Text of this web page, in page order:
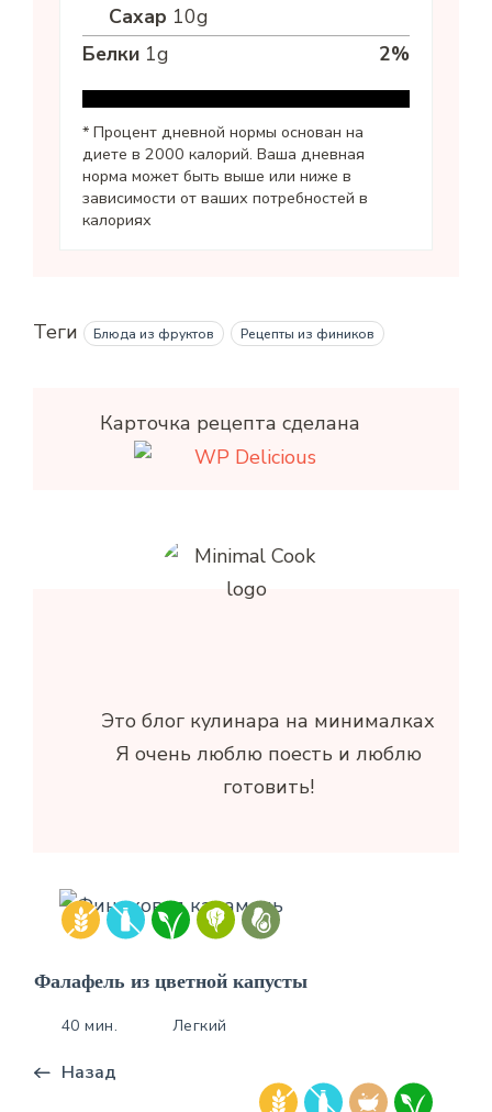
Сахар 10g
Белки 1g 2%
* Процент дневной нормы основан на
диете в 2000 калорий. Ваша дневная
норма может быть выше или ниже в
зависимости от ваших потребностей в
калориях
Теги Блюда из фруктов Рецепты из фиников
Карточка рецепта сделана
Это блог кулинара на минималках
Я очень люблю поесть и люблю
готовить!
Фалафель из цветной капусты
40 мин. Легкий
Назад